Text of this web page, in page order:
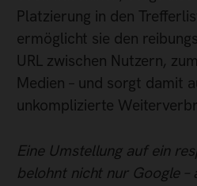
Platzierung in den
ermöglicht sie den
URL zwischen Nutzern,
Medien – und sorgt damit
unkomplizierte
Eine Umstellung auf ein
belohnt nicht nur Google